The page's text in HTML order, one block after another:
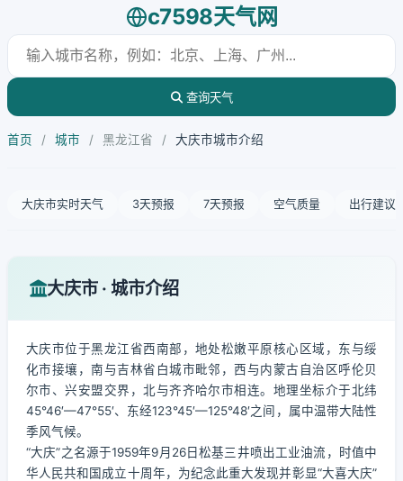
c7598天气网
查询天气
首页 / 城市 / 黑龙江省 / 大庆市城市介绍
大庆市实时天气 3天预报 7天预报 空气质量 出行建议
大庆市 · 城市介绍
大庆市位于黑龙江省西南部，地处松嫩平原核心区域，东与绥
化市接壤，南与吉林省白城市毗邻，西与内蒙古自治区呼伦贝
尔市、兴安盟交界，北与齐齐哈尔市相连。地理坐标介于北纬
45°46′—47°55′、东经123°45′—125°48′之间，属中温带大陆性
季风气候。
“大庆”之名源于1959年9月26日松基三井喷出工业油流，时值中
华人民共和国成立十周年，为纪念此重大发现并彰显“大喜大庆”